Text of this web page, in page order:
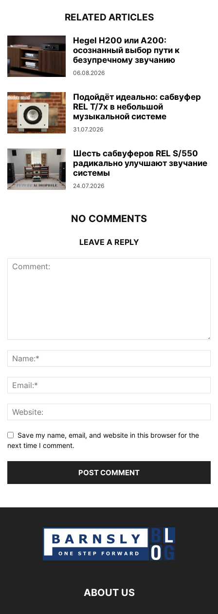
RELATED ARTICLES
Hegel H200 или A200:
осознанный выбор пути к
безупречному звучанию
06.08.2026
Подойдёт идеально: сабвуфер
REL T/7x в небольшой
музыкальной системе
31.07.2026
Шесть сабвуферов REL S/550
радикально улучшают звучание
системы
24.07.2026
NO COMMENTS
LEAVE A REPLY
Save my name, email, and website in this browser for the
next time I comment.
ABOUT US